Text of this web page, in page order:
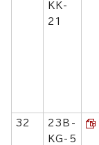
KK-
21
32
23B-
KG-5